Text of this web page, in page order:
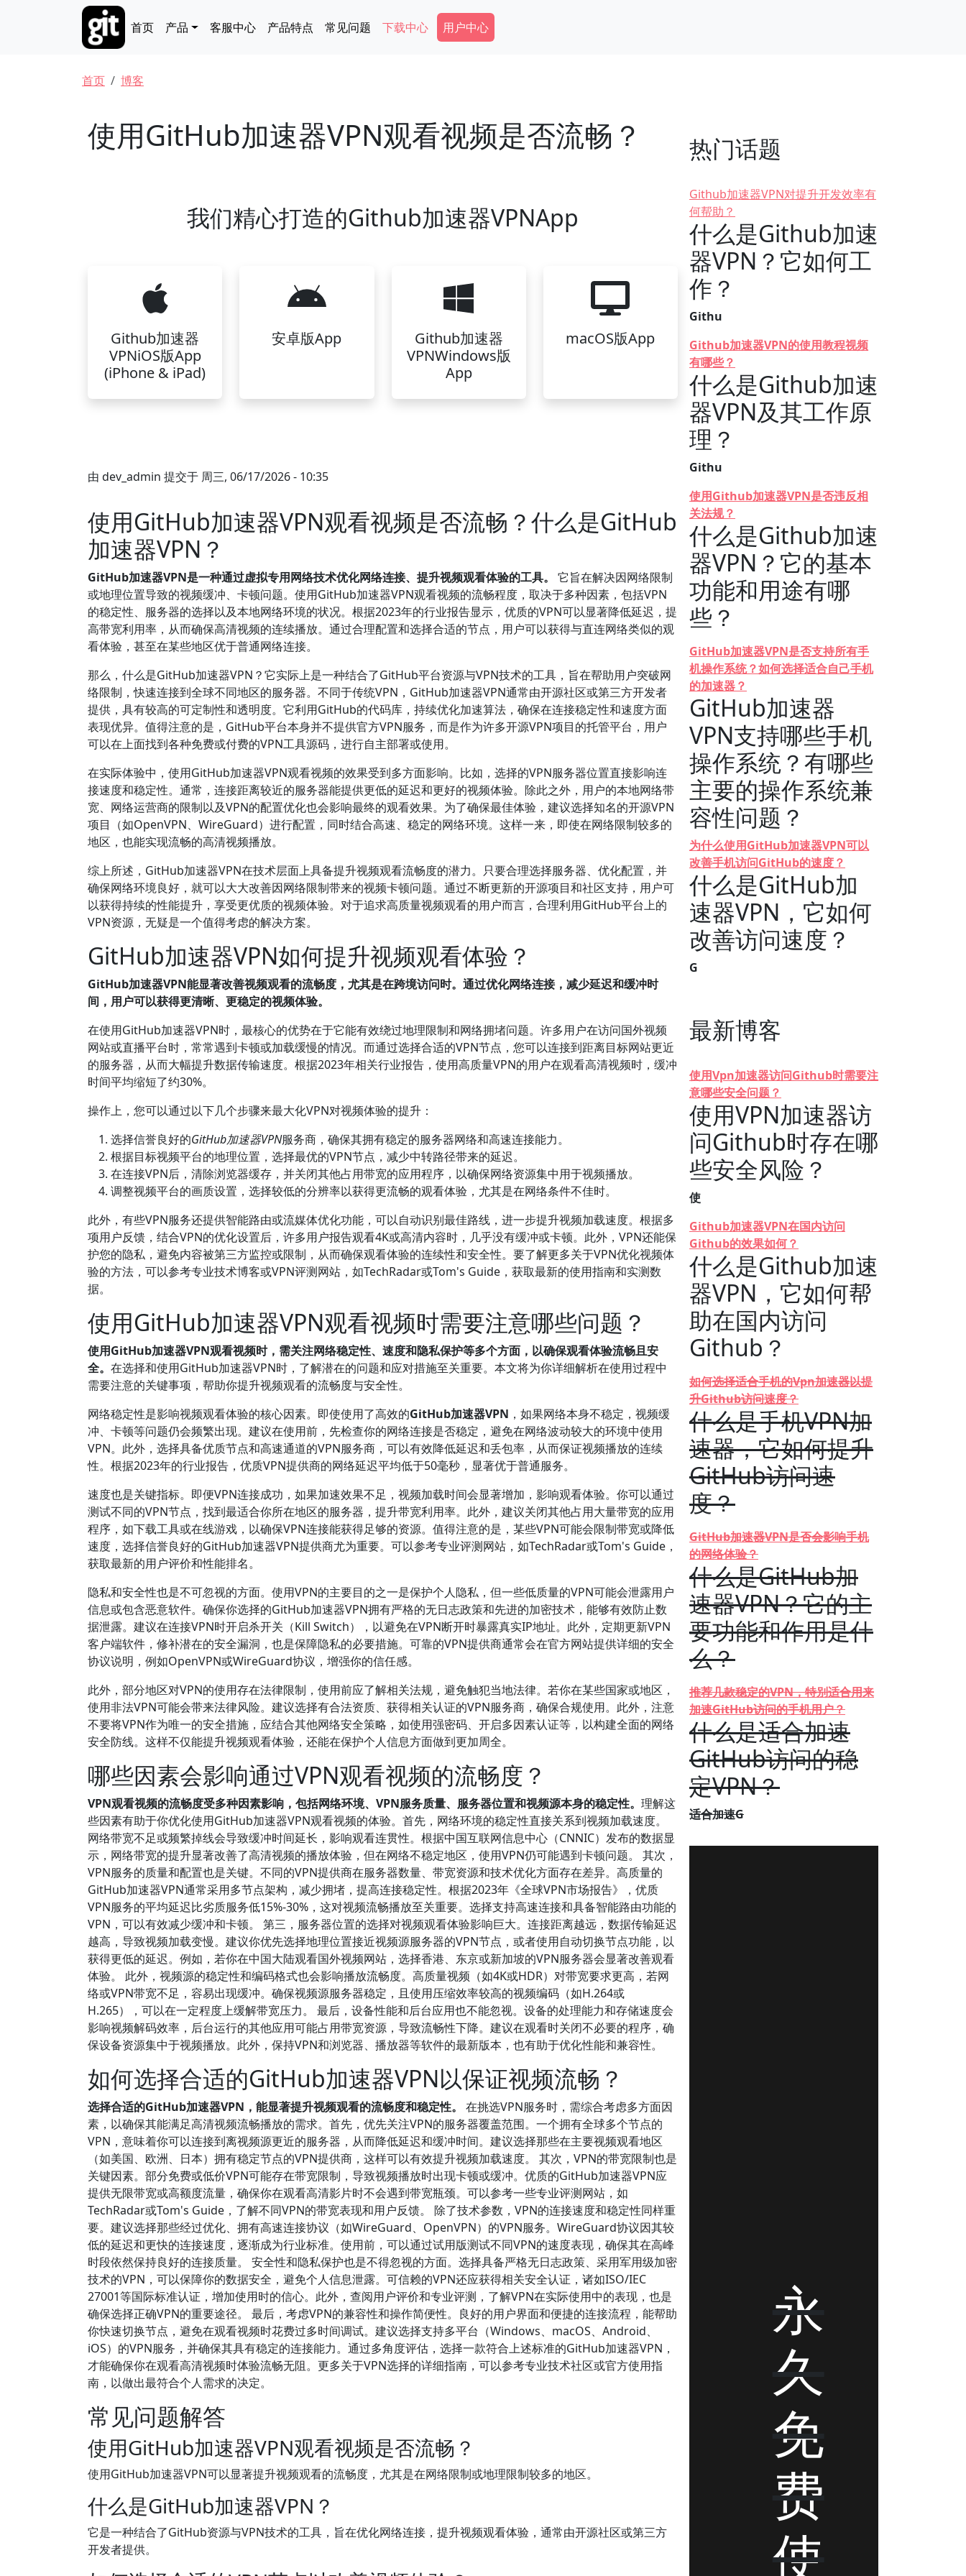
Main navigation
首页 产品 客服中心 产品特点 常见问题 下载中心 Secondary Menu
用户中心
面包屑
首页 博客
使用GitHub加速器VPN观看视频是否流畅？
我们精心打造的Github加速器VPNApp
Github加速器
VPNiOS版App
(iPhone & iPad)
安卓版App
Github加速器
VPNWindows版
App
macOS版App
由 dev_admin 提交于 周三, 06/17/2026 - 10:35
使用GitHub加速器VPN观看视频是否流畅？什么是GitHub
加速器VPN？
GitHub加速器VPN是一种通过虚拟专用网络技术优化网络连接、提升视频观看体验的工具。
它旨在解决因网络限制
或地理位置导致的视频缓冲、卡顿问题。使用GitHub加速器VPN观看视频的流畅程度，取决于多种因素，包括VPN
的稳定性、服务器的选择以及本地网络环境的状况。根据2023年的行业报告显示，优质的VPN可以显著降低延迟，提
高带宽利用率，从而确保高清视频的连续播放。通过合理配置和选择合适的节点，用户可以获得与直连网络类似的观
看体验，甚至在某些地区优于普通网络连接。
那么，什么是GitHub加速器VPN？它实际上是一种结合了GitHub平台资源与VPN技术的工具，旨在帮助用户突破网
络限制，快速连接到全球不同地区的服务器。不同于传统VPN，GitHub加速器VPN通常由开源社区或第三方开发者
提供，具有较高的可定制性和透明度。它利用GitHub的代码库，持续优化加速算法，确保在连接稳定性和速度方面
表现优异。值得注意的是，GitHub平台本身并不提供官方VPN服务，而是作为许多开源VPN项目的托管平台，用户
可以在上面找到各种免费或付费的VPN工具源码，进行自主部署或使用。
在实际体验中，使用GitHub加速器VPN观看视频的效果受到多方面影响。比如，选择的VPN服务器位置直接影响连
接速度和稳定性。通常，连接距离较近的服务器能提供更低的延迟和更好的视频体验。除此之外，用户的本地网络带
宽、网络运营商的限制以及VPN的配置优化也会影响最终的观看效果。为了确保最佳体验，建议选择知名的开源VPN
项目（如OpenVPN、WireGuard）进行配置，同时结合高速、稳定的网络环境。这样一来，即使在网络限制较多的
地区，也能实现流畅的高清视频播放。
综上所述，GitHub加速器VPN在技术层面上具备提升视频观看流畅度的潜力。只要合理选择服务器、优化配置，并
确保网络环境良好，就可以大大改善因网络限制带来的视频卡顿问题。通过不断更新的开源项目和社区支持，用户可
以获得持续的性能提升，享受更优质的视频体验。对于追求高质量视频观看的用户而言，合理利用GitHub平台上的
VPN资源，无疑是一个值得考虑的解决方案。
GitHub加速器VPN如何提升视频观看体验？
GitHub加速器VPN能显著改善视频观看的流畅度，尤其是在跨境访问时。通过优化网络连接，减少延迟和缓冲时
间，用户可以获得更清晰、更稳定的视频体验。
在使用GitHub加速器VPN时，最核心的优势在于它能有效绕过地理限制和网络拥堵问题。许多用户在访问国外视频
网站或直播平台时，常常遇到卡顿或加载缓慢的情况。而通过选择合适的VPN节点，您可以连接到距离目标网站更近
的服务器，从而大幅提升数据传输速度。根据2023年相关行业报告，使用高质量VPN的用户在观看高清视频时，缓冲
时间平均缩短了约30%。
操作上，您可以通过以下几个步骤来最大化VPN对视频体验的提升：
选择信誉良好的GitHub加速器VPN服务商，确保其拥有稳定的服务器网络和高速连接能力。
根据目标视频平台的地理位置，选择最优的VPN节点，减少中转路径带来的延迟。
在连接VPN后，清除浏览器缓存，并关闭其他占用带宽的应用程序，以确保网络资源集中用于视频播放。
调整视频平台的画质设置，选择较低的分辨率以获得更流畅的观看体验，尤其是在网络条件不佳时。
此外，有些VPN服务还提供智能路由或流媒体优化功能，可以自动识别最佳路线，进一步提升视频加载速度。根据多
项用户反馈，结合VPN的优化设置后，许多用户报告观看4K或高清内容时，几乎没有缓冲或卡顿。此外，VPN还能保
护您的隐私，避免内容被第三方监控或限制，从而确保观看体验的连续性和安全性。要了解更多关于VPN优化视频体
验的方法，可以参考专业技术博客或VPN评测网站，如TechRadar或Tom's Guide，获取最新的使用指南和实测数
据。
使用GitHub加速器VPN观看视频时需要注意哪些问题？
使用GitHub加速器VPN观看视频时，需关注网络稳定性、速度和隐私保护等多个方面，以确保观看体验流畅且安
全。 在选择和使用GitHub加速器VPN时，了解潜在的问题和应对措施至关重要。本文将为你详细解析在使用过程中
需要注意的关键事项，帮助你提升视频观看的流畅度与安全性。
网络稳定性是影响视频观看体验的核心因素。即使使用了高效的GitHub加速器VPN ，如果网络本身不稳定，视频缓
冲、卡顿等问题仍会频繁出现。建议在使用前，先检查你的网络连接是否稳定，避免在网络波动较大的环境中使用
VPN。此外，选择具备优质节点和高速通道的VPN服务商，可以有效降低延迟和丢包率，从而保证视频播放的连续
性。根据2023年的行业报告，优质VPN提供商的网络延迟平均低于50毫秒，显著优于普通服务。
速度也是关键指标。即便VPN连接成功，如果加速效果不足，视频加载时间会显著增加，影响观看体验。你可以通过
测试不同的VPN节点，找到最适合你所在地区的服务器，提升带宽利用率。此外，建议关闭其他占用大量带宽的应用
程序，如下载工具或在线游戏，以确保VPN连接能获得足够的资源。值得注意的是，某些VPN可能会限制带宽或降低
速度，选择信誉良好的GitHub加速器VPN提供商尤为重要。可以参考专业评测网站，如TechRadar或Tom's Guide，
获取最新的用户评价和性能排名。
隐私和安全性也是不可忽视的方面。使用VPN的主要目的之一是保护个人隐私，但一些低质量的VPN可能会泄露用户
信息或包含恶意软件。确保你选择的GitHub加速器VPN拥有严格的无日志政策和先进的加密技术，能够有效防止数
据泄露。建议在连接VPN时开启杀开关（Kill Switch），以避免在VPN断开时暴露真实IP地址。此外，定期更新VPN
客户端软件，修补潜在的安全漏洞，也是保障隐私的必要措施。可靠的VPN提供商通常会在官方网站提供详细的安全
协议说明，例如OpenVPN或WireGuard协议，增强你的信任感。
此外，部分地区对VPN的使用存在法律限制，使用前应了解相关法规，避免触犯当地法律。若你在某些国家或地区，
使用非法VPN可能会带来法律风险。建议选择有合法资质、获得相关认证的VPN服务商，确保合规使用。此外，注意
不要将VPN作为唯一的安全措施，应结合其他网络安全策略，如使用强密码、开启多因素认证等，以构建全面的网络
安全防线。这样不仅能提升视频观看体验，还能在保护个人信息方面做到更加周全。
哪些因素会影响通过VPN观看视频的流畅度？
VPN观看视频的流畅度受多种因素影响，包括网络环境、VPN服务质量、服务器位置和视频源本身的稳定性。 理解这
些因素有助于你优化使用GitHub加速器VPN观看视频的体验。首先，网络环境的稳定性直接关系到视频加载速度。
网络带宽不足或频繁掉线会导致缓冲时间延长，影响观看连贯性。根据中国互联网信息中心（CNNIC）发布的数据显
示，网络带宽的提升显著改善了高清视频的播放体验，但在网络不稳定地区，使用VPN仍可能遇到卡顿问题。 其次，
VPN服务的质量和配置也是关键。不同的VPN提供商在服务器数量、带宽资源和技术优化方面存在差异。高质量的
GitHub加速器VPN通常采用多节点架构，减少拥堵，提高连接稳定性。根据2023年《全球VPN市场报告》，优质
VPN服务的平均延迟比劣质服务低15%-30%，这对视频流畅播放至关重要。选择支持高速连接和具备智能路由功能的
VPN，可以有效减少缓冲和卡顿。 第三，服务器位置的选择对视频观看体验影响巨大。连接距离越远，数据传输延迟
越高，导致视频加载变慢。建议你优先选择地理位置接近视频源服务器的VPN节点，或者使用自动切换节点功能，以
获得更低的延迟。例如，若你在中国大陆观看国外视频网站，选择香港、东京或新加坡的VPN服务器会显著改善观看
体验。 此外，视频源的稳定性和编码格式也会影响播放流畅度。高质量视频（如4K或HDR）对带宽要求更高，若网
络或VPN带宽不足，容易出现缓冲。确保视频源服务器稳定，且使用压缩效率较高的视频编码（如H.264或
H.265），可以在一定程度上缓解带宽压力。 最后，设备性能和后台应用也不能忽视。设备的处理能力和存储速度会
影响视频解码效率，后台运行的其他应用可能占用带宽资源，导致流畅性下降。建议在观看时关闭不必要的程序，确
保设备资源集中于视频播放。此外，保持VPN和浏览器、播放器等软件的最新版本，也有助于优化性能和兼容性。
如何选择合适的GitHub加速器VPN以保证视频流畅？
选择合适的GitHub加速器VPN，能显著提升视频观看的流畅度和稳定性。
在挑选VPN服务时，需综合考虑多方面因
素，以确保其能满足高清视频流畅播放的需求。首先，优先关注VPN的服务器覆盖范围。一个拥有全球多个节点的
VPN，意味着你可以连接到离视频源更近的服务器，从而降低延迟和缓冲时间。建议选择那些在主要视频观看地区
（如美国、欧洲、日本）拥有稳定节点的VPN提供商，这样可以有效提升视频加载速度。 其次，VPN的带宽限制也是
关键因素。部分免费或低价VPN可能存在带宽限制，导致视频播放时出现卡顿或缓冲。优质的GitHub加速器VPN应
提供无限带宽或高额度流量，确保你在观看高清影片时不会遇到带宽瓶颈。可以参考一些专业评测网站，如
TechRadar或Tom's Guide，了解不同VPN的带宽表现和用户反馈。 除了技术参数，VPN的连接速度和稳定性同样重
要。建议选择那些经过优化、拥有高速连接协议（如WireGuard、OpenVPN）的VPN服务。WireGuard协议因其较
低的延迟和更快的连接速度，逐渐成为行业标准。使用前，可以通过试用版测试不同VPN的速度表现，确保其在高峰
时段依然保持良好的连接质量。 安全性和隐私保护也是不得忽视的方面。选择具备严格无日志政策、采用军用级加密
技术的VPN，可以保障你的数据安全，避免个人信息泄露。可信赖的VPN还应获得相关安全认证，诸如ISO/IEC
27001等国际标准认证，增加使用时的信心。此外，查阅用户评价和专业评测，了解VPN在实际使用中的表现，也是
确保选择正确VPN的重要途径。 最后，考虑VPN的兼容性和操作简便性。良好的用户界面和便捷的连接流程，能帮助
你快速切换节点，避免在观看视频时花费过多时间调试。建议选择支持多平台（Windows、macOS、Android、
iOS）的VPN服务，并确保其具有稳定的连接能力。通过多角度评估，选择一款符合上述标准的GitHub加速器VPN，
才能确保你在观看高清视频时体验流畅无阻。更多关于VPN选择的详细指南，可以参考专业技术社区或官方使用指
南，以做出最符合个人需求的决定。
常见问题解答
使用GitHub加速器VPN观看视频是否流畅？
使用GitHub加速器VPN可以显著提升视频观看的流畅度，尤其是在网络限制或地理限制较多的地区。
什么是GitHub加速器VPN？
它是一种结合了GitHub资源与VPN技术的工具，旨在优化网络连接，提升视频观看体验，通常由开源社区或第三方
开发者提供。
热门话题
Github加速器VPN对提升开发效率有
何帮助？
什么是Github加速
器VPN？它如何工
作？
Githu
Github加速器VPN的使用教程视频
有哪些？
什么是Github加速
器VPN及其工作原
理？
Githu
使用Github加速器VPN是否违反相
关法规？
什么是Github加速
器VPN？它的基本
功能和用途有哪
些？
GitHub加速器VPN是否支持所有手
机操作系统？如何选择适合自己手机
的加速器？
GitHub加速器
VPN支持哪些手机
操作系统？有哪些
主要的操作系统兼
容性问题？
为什么使用GitHub加速器VPN可以
改善手机访问GitHub的速度？
什么是GitHub加
速器VPN，它如何
改善访问速度？
G
最新博客
使用Vpn加速器访问Github时需要注
意哪些安全问题？
使用VPN加速器访
问Github时存在哪
些安全风险？
使
Github加速器VPN在国内访问
Github的效果如何？
什么是Github加速
器VPN，它如何帮
助在国内访问
Github？
如何选择适合手机的Vpn加速器以提
升Github访问速度？
什么是手机VPN加
速器，它如何提升
GitHub访问速
度？
GitHub加速器VPN是否会影响手机
的网络体验？
什么是GitHub加
速器VPN？它的主
要功能和作用是什
么？
推荐几款稳定的VPN，特别适合用来
加速GitHub访问的手机用户？
什么是适合加速
GitHub访问的稳
定VPN？
适合加速G
永
久
免
费
使